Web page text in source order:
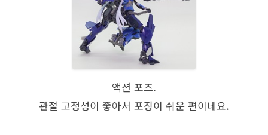
액션 포즈.
관절 고정성이 좋아서 포징이 쉬운 편이네요.